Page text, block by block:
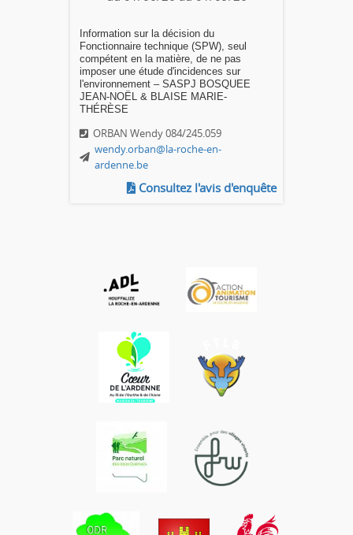
Information sur la décision du
Fonctionnaire technique (SPW), seul
compétent en la matière, de ne pas
imposer une étude d'incidences sur
l'environnement – SASPJ BOSQUEE
JEAN-NOËL & BLAISE MARIE-
THÉRÈSE
ORBAN Wendy 084/245.059
wendy.orban@la-roche-en-
ardenne.be
Consultez l'avis d'enquête